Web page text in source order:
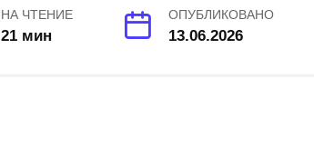
НА ЧТЕНИЕ
21 мин
ОПУБЛИКОВАНО
13.06.2026